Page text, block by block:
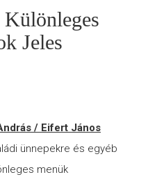
Jeles
/ Eifert János
ünnepekre és egyéb
menük